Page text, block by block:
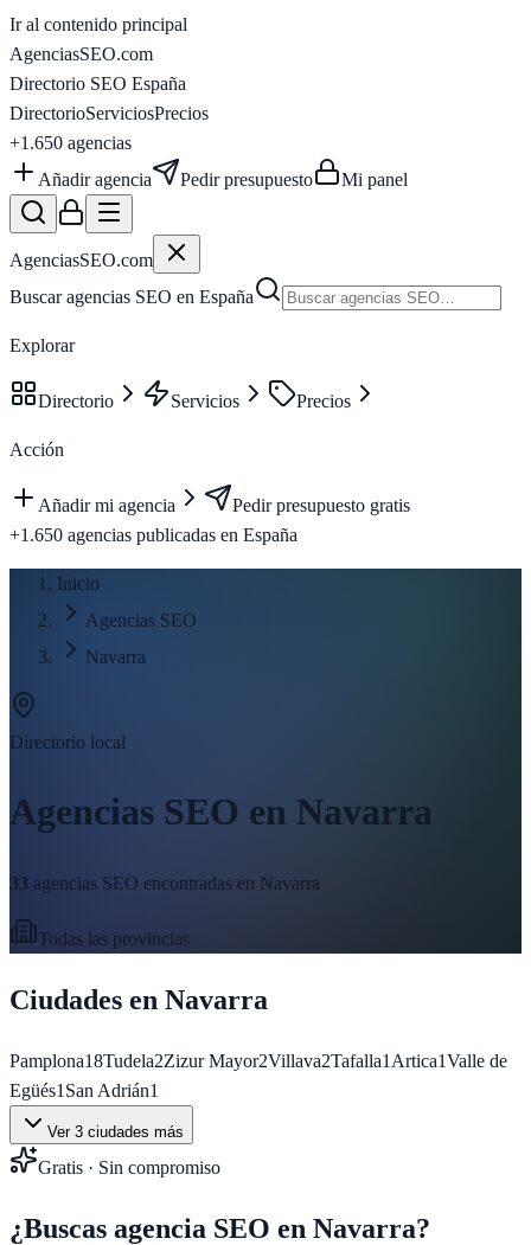
Ir al contenido principal
AgenciasSEO.com
Directorio SEO España
DirectorioServiciosPrecios
+1.650 agencias
Añadir agencia
Pedir presupuesto Mi panel
AgenciasSEO.com
Buscar agencias SEO en España
Explorar
Directorio Servicios Precios
Acción
Añadir mi agencia
Pedir presupuesto gratis
+1.650 agencias publicadas en España
Inicio
Agencias SEO
Navarra
Directorio local
Agencias SEO en Navarra
33 agencias SEO encontradas en Navarra
Todas las provincias
Ciudades en Navarra
Pamplona18Tudela2Zizur Mayor2Villava2Tafalla1 Artica1Valle de
Egüés1 San Adrián1
Ver 3 ciudades más
Gratis · Sin compromiso
¿Buscas agencia SEO en Navarra?